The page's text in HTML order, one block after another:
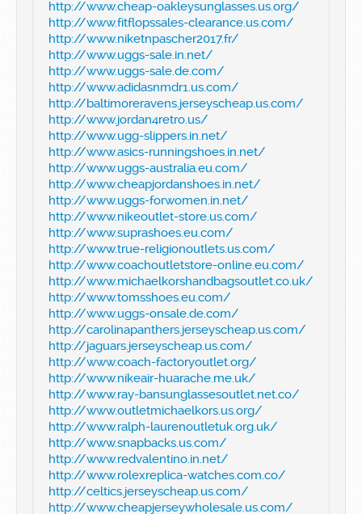
http://www.cheap-oakleysunglasses.us.org/
http://www.fitflopssales-clearance.us.com/
http://www.niketnpascher2017.fr/
http://www.uggs-sale.in.net/
http://www.uggs-sale.de.com/
http://www.adidasnmdr1.us.com/
http://baltimoreravens.jerseyscheap.us.com/
http://www.jordan4retro.us/
http://www.ugg-slippers.in.net/
http://www.asics-runningshoes.in.net/
http://www.uggs-australia.eu.com/
http://www.cheapjordanshoes.in.net/
http://www.uggs-forwomen.in.net/
http://www.nikeoutlet-store.us.com/
http://www.suprashoes.eu.com/
http://www.true-religionoutlets.us.com/
http://www.coachoutletstore-online.eu.com/
http://www.michaelkorshandbagsoutlet.co.uk/
http://www.tomsshoes.eu.com/
http://www.uggs-onsale.de.com/
http://carolinapanthers.jerseyscheap.us.com/
http://jaguars.jerseyscheap.us.com/
http://www.coach-factoryoutlet.org/
http://www.nikeair-huarache.me.uk/
http://www.ray-bansunglassesoutlet.net.co/
http://www.outletmichaelkors.us.org/
http://www.ralph-laurenoutletuk.org.uk/
http://www.snapbacks.us.com/
http://www.redvalentino.in.net/
http://www.rolexreplica-watches.com.co/
http://celtics.jerseyscheap.us.com/
http://www.cheapjerseywholesale.us.com/